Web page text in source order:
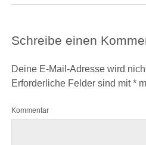
Schreibe einen
Deine E-Mail-Adresse wird
Erforderliche Felder sind mit*
Kommentar